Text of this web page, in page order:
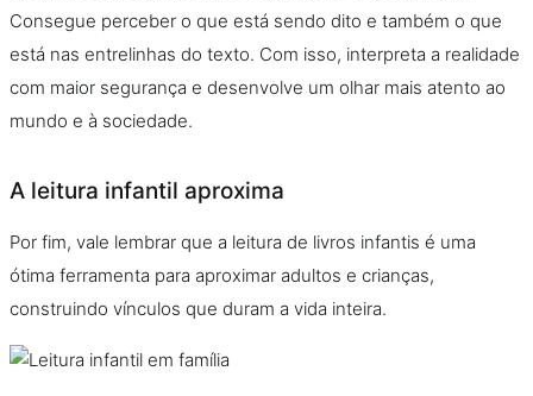
Consegue perceber o que está sendo dito e também o que
está nas entrelinhas do texto. Com isso, interpreta a realidade
com maior segurança e desenvolve um olhar mais atento ao
mundo e à sociedade.
A leitura infantil aproxima
Por fim, vale lembrar que a leitura de livros infantis é uma
ótima ferramenta para aproximar adultos e crianças,
construindo vínculos que duram a vida inteira.